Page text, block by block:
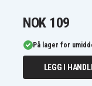
NOK 109
På lager for
LEGG I